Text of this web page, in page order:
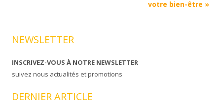
votre bien-être »
NEWSLETTER
INSCRIVEZ-VOUS À NOTRE NEWSLETTER
suivez nous actualités et promotions
DERNIER ARTICLE